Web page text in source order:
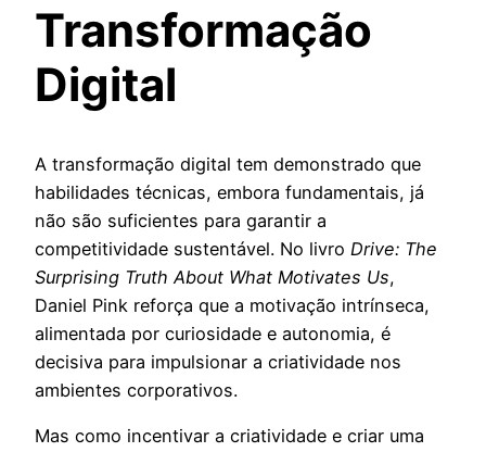
Transformação
Digital
A transformação digital tem demonstrado que
habilidades técnicas, embora fundamentais, já
não são suficientes para garantir a
competitividade sustentável. No livro Drive: The
Surprising Truth About What Motivates Us,
Daniel Pink reforça que a motivação intrínseca,
alimentada por curiosidade e autonomia, é
decisiva para impulsionar a criatividade nos
ambientes corporativos.
Mas como incentivar a criatividade e criar uma